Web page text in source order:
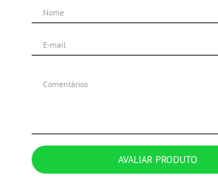
AVALIAR PRODUTO